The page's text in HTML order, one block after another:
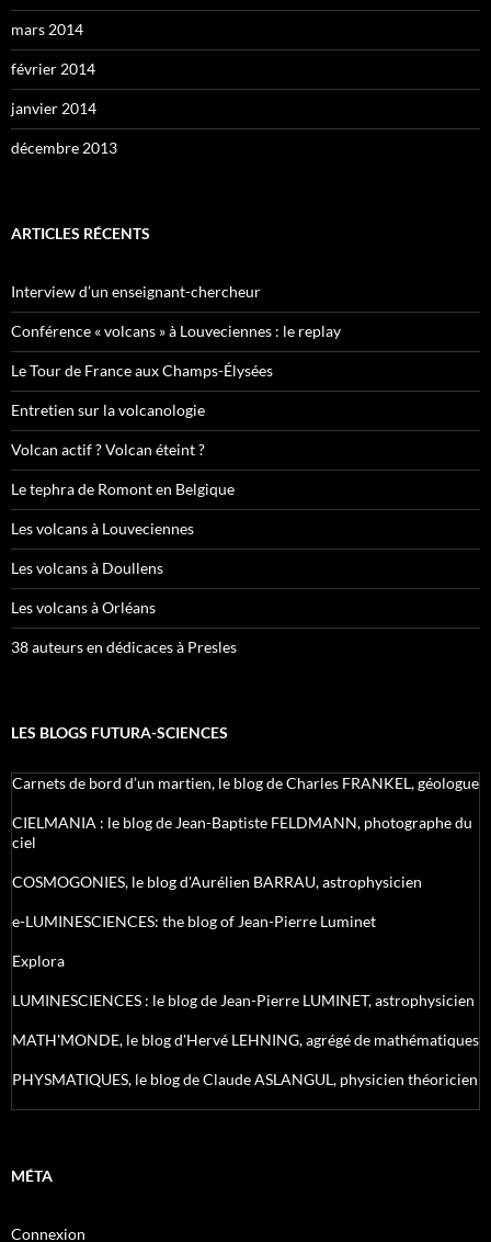
mars 2014
février 2014
janvier 2014
décembre 2013
ARTICLES RÉCENTS
Interview d’un enseignant-chercheur
Conférence « volcans » à Louveciennes : le replay
Le Tour de France aux Champs-Élysées
Entretien sur la volcanologie
Volcan actif ? Volcan éteint ?
Le tephra de Romont en Belgique
Les volcans à Louveciennes
Les volcans à Doullens
Les volcans à Orléans
38 auteurs en dédicaces à Presles
LES BLOGS FUTURA-SCIENCES
Carnets de bord d’un martien, le blog de Charles FRANKEL, géologue
CIELMANIA : le blog de Jean-Baptiste FELDMANN, photographe du
ciel
COSMOGONIES, le blog d'Aurélien BARRAU, astrophysicien
e-LUMINESCIENCES: the blog of Jean-Pierre Luminet
Explora
LUMINESCIENCES : le blog de Jean-Pierre LUMINET, astrophysicien
MATH'MONDE, le blog d'Hervé LEHNING, agrégé de mathématiques
PHYSMATIQUES, le blog de Claude ASLANGUL, physicien théoricien
MÉTA
Connexion